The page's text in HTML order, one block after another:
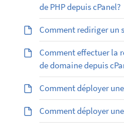
de PHP depuis cPanel?
Comment rediriger un
Comment effectuer la
de domaine depuis
Comment déployer
Comment déployer